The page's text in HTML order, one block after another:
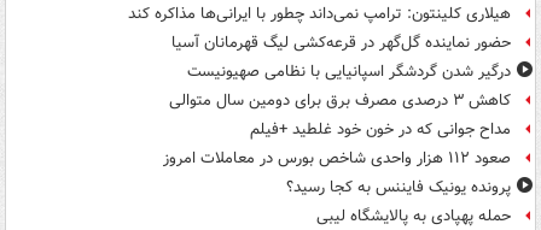
هیلاری کلینتون: ترامپ نمی‌داند چطور با ایرانی‌ها مذاکره کند
حضور نماینده گل‌گهر در قرعه‌کشی لیگ قهرمانان آسیا
درگیر شدن گردشگر اسپانیایی با نظامی صهیونیست
کاهش ۳ درصدی مصرف برق برای دومین سال متوالی
مداح جوانی که در خون خود غلطید +فیلم
صعود ۱۱۲ هزار واحدی شاخص بورس در معاملات امروز
پرونده یونیک فایننس به کجا رسید؟
حمله پهپادی به پالایشگاه لیبی